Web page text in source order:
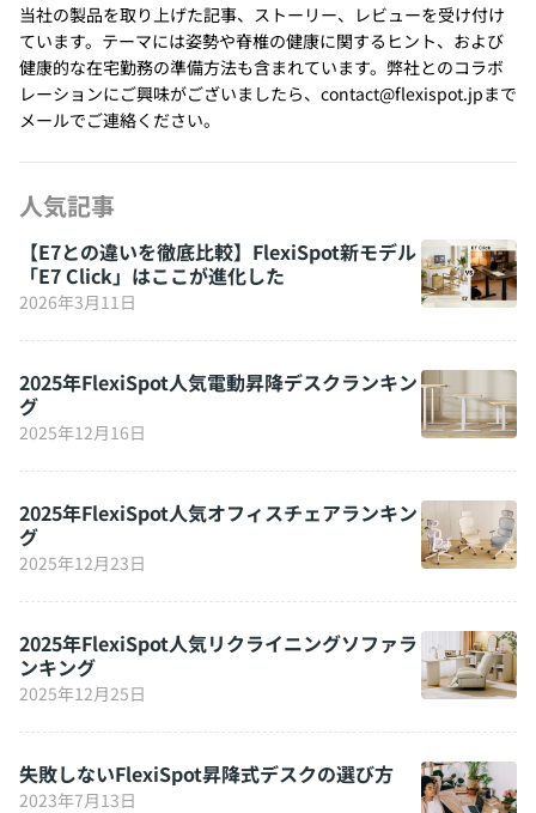
当社の製品を取り上げた記事、ストーリー、レビューを受け付け
ています。テーマには姿勢や脊椎の健康に関するヒント、および
健康的な在宅勤務の準備方法も含まれています。弊社とのコラボ
レーションにご興味がございましたら、contact@flexispot.jpまで
メールでご連絡ください。
人気記事
【E7との違いを徹底比較】FlexiSpot新モデル
「E7 Click」はここが進化した
2026年3月11日
2025年FlexiSpot人気電動昇降デスクランキン
グ
2025年12月16日
2025年FlexiSpot人気オフィスチェアランキン
グ
2025年12月23日
2025年FlexiSpot人気リクライニングソファラ
ンキング
2025年12月25日
失敗しないFlexiSpot昇降式デスクの選び方
2023年7月13日